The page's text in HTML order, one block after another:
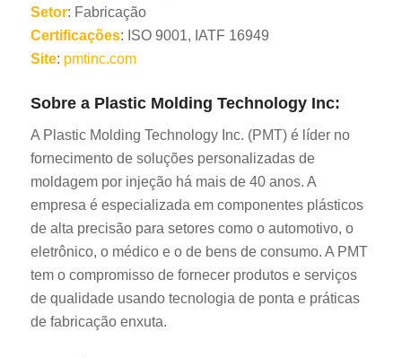
Setor: Fabricação
Certificações: ISO 9001, IATF 16949
Site: pmtinc.com
Sobre a Plastic Molding Technology Inc:
A Plastic Molding Technology Inc. (PMT) é líder no
fornecimento de soluções personalizadas de
moldagem por injeção há mais de 40 anos. A
empresa é especializada em componentes plásticos
de alta precisão para setores como o automotivo, o
eletrônico, o médico e o de bens de consumo. A PMT
tem o compromisso de fornecer produtos e serviços
de qualidade usando tecnologia de ponta e práticas
de fabricação enxuta.